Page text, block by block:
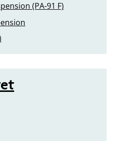
(PA-91 F)